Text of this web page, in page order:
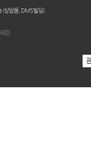
(상암동, DMS빌딩)